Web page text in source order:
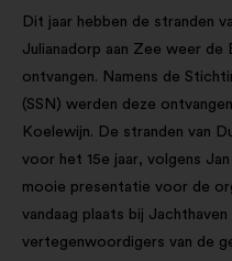
Dit jaar hebben de stranden
Julianadorp aan Zee weer de
ontvangen. Namens de
(SSN) werden deze
Koelewijn. De stranden van
voor het 15e jaar, volgens
mooie presentatie voor de
vandaag plaats bij
vertegenwoordigers van de